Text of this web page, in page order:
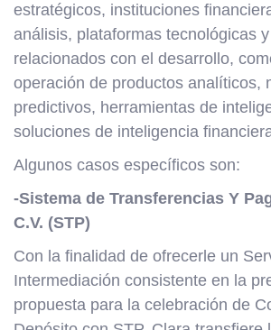
estratégicos, instituciones
análisis, plataformas tecnológicas
relacionados con el desarrollo,
operación de productos analíticos,
predictivos, herramientas de
soluciones de inteligencia
Algunos casos específicos son:
-Sistema de Transferencias Y
C.V. (STP)
Con la finalidad de ofrecerle un
Intermediación consistente en la
propuesta para la celebración de